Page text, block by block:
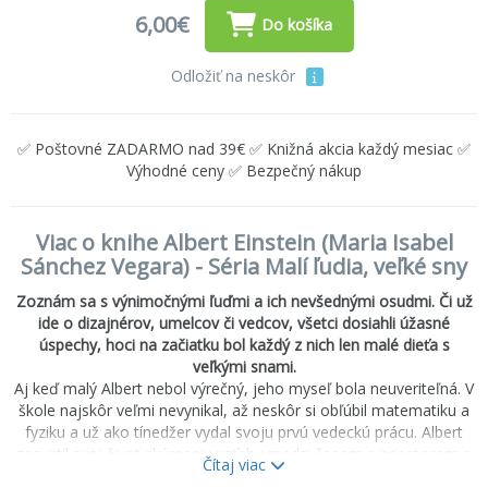
6,00€ Do košíka
Odložiť na neskôr
✅ Poštovné ZADARMO nad 39€ ✅ Knižná akcia každý mesiac ✅
Výhodné ceny ✅ Bezpečný nákup
Viac o knihe Albert Einstein (Maria Isabel
Sánchez Vegara) - Séria Malí ľudia, veľké sny
Zoznám sa s výnimočnými ľuďmi a ich nevšednými osudmi. Či už
ide o dizajnérov, umelcov či vedcov, všetci dosiahli úžasné
úspechy, hoci na začiatku bol každý z nich len malé dieťa s
veľkými snami.
Aj keď malý Albert nebol výrečný, jeho myseľ bola neuveriteľná. V
škole najskôr veľmi nevynikal, až neskôr si obľúbil matematiku a
fyziku a už ako tínedžer vydal svoju prvú vedeckú prácu. Albert
zasvätil svoj život skúmaniu vzťahu medzi časom a priestorom a
položil základy pre technológie a objavy 21. storočia.
Čítaj viac